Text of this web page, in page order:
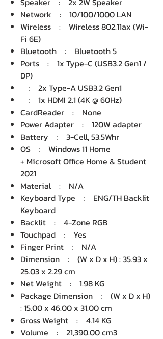
Network : 10/100/1000 LAN
Wireless : Wireless 802.11ax (Wi-
Fi 6E)
Bluetooth : Bluetooth 5
Ports : 1x Type-C (USB3.2 Gen1 /
DP)
: 2x Type-A USB3.2 Gen1
: 1x HDMI 2.1 (4K @ 60Hz)
CardReader : None
Power Adapter : 120W adapter
Battery : 3-Cell, 53.5Whr
OS : Windows 11 Home
+ Microsoft Office Home & Student
2021
Material : N/A
Keyboard Type : ENG/TH Backlit
Keyboard
Backlit : 4-Zone RGB
Touchpad : Yes
Finger Print : N/A
Dimension : (W x D x H) : 35.93 x
25.03 x 2.29 cm
Net Weight : 1.98 KG
Package Dimension : (W x D x H)
: 15.00 x 46.00 x 31.00 cm
Gross Weight : 4.14 KG
Volume : 21,390.00 cm3